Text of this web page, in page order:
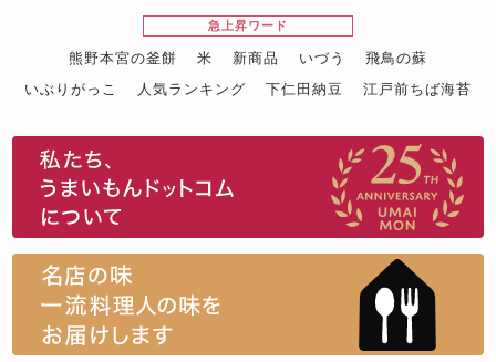
急上昇ワード
熊野本宮の釜餅 米 新商品 いづう
飛鳥の蘇
いぶりがっこ
人気ランキング 下仁田納豆
江戸前ちば海苔